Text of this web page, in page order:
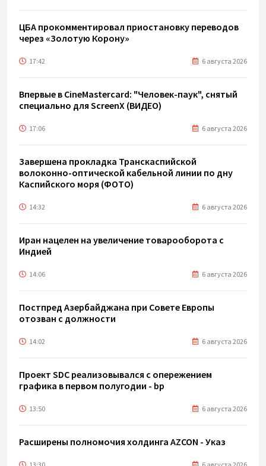
ЦБА прокомментировал приостановку переводов
через «Золотую Корону»
17:42 6 августа 2026
Впервые в CineMastercard: "Человек-паук", снятый
специально для ScreenX (ВИДЕО)
17:06 6 августа 2026
Завершена прокладка Транскаспийской
волоконно-оптической кабельной линии по дну
Каспийского моря (ФОТО)
14:32 6 августа 2026
Иран нацелен на увеличение товарооборота с
Индией
14:06 6 августа 2026
Постпред Азербайджана при Совете Европы
отозван с должности
14:02 6 августа 2026
Проект SDC реализовывался с опережением
графика в первом полугодии - bp
13:50 6 августа 2026
Расширены полномочия холдинга AZCON - Указ